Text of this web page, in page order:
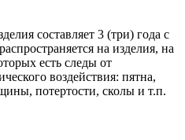
составляет 3 (три) года с
на изделия, на
есть следы от
воздействия: пятна,
потертости, сколы и т.п.